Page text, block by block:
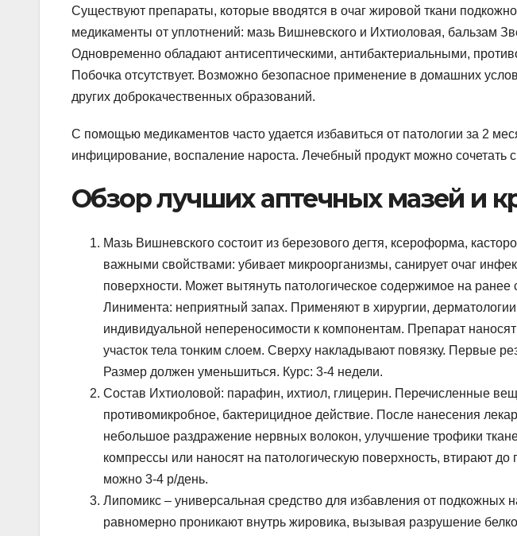
Существуют препараты, которые вводятся в очаг жировой ткани
медикаменты от уплотнений: мазь Вишневского и Ихтиоловая, бальзам
Одновременно обладают антисептическими, антибактериальными,
Побочка отсутствует. Возможно безопасное применение в домашних
других доброкачественных образований.
С помощью медикаментов часто удается избавиться от патологии за 2
инфицирование, воспаление нароста. Лечебный продукт можно сочетать
Обзор лучших аптечных мазей и
Мазь Вишневского состоит из березового дегтя, ксероформа,
важными свойствами: убивает микроорганизмы, санирует очаг
поверхности. Может вытянуть патологическое содержимое на ранее
Линимента: неприятный запах. Применяют в хирургии,
индивидуальной непереносимости к компонентам. Препарат
участок тела тонким слоем. Сверху накладывают повязку. Первые
Размер должен уменьшиться. Курс: 3-4 недели.
Состав Ихтиоловой: парафин, ихтиол, глицерин. Перечисленные
противомикробное, бактерицидное действие. После нанесения
небольшое раздражение нервных волокон, улучшение трофики
компрессы или наносят на патологическую поверхность, втирают
можно 3-4 р/день.
Липомикс – универсальная средство для избавления от подкожных
равномерно проникают внутрь жировика, вызывая разрушение